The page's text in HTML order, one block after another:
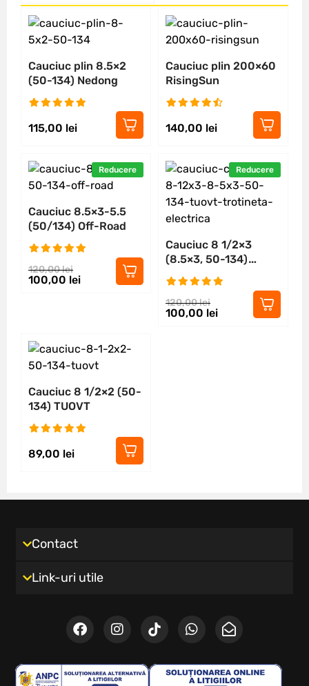
Cauciuc plin 8.5×2
(50-134) Nedong
115,00 lei
Cauciuc plin 200×60
RisingSun
140,00 lei
Reducere
Cauciuc 8.5×3-5.5
(50/134) Off-Road
120,00lei
100,00 lei
Reducere
Cauciuc 8 1/2×3
(8.5×3, 50-134)
TUOVT
120,00lei
100,00 lei
Cauciuc 8 1/2×2 (50-
134) TUOVT
89,00 lei
Contact
Link-uri utile